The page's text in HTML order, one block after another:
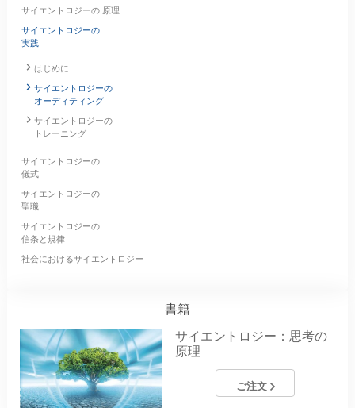
サイエントロジーの 原理
サイエントロジーの
実践
はじめに
サイエントロジーの
オーディティング
サイエントロジーの
トレーニング
サイエントロジーの
儀式
サイエントロジーの
聖職
サイエントロジーの
信条と規律
社会におけるサイエントロジー
書籍
サイエントロジー：思考の
原理
ご注文